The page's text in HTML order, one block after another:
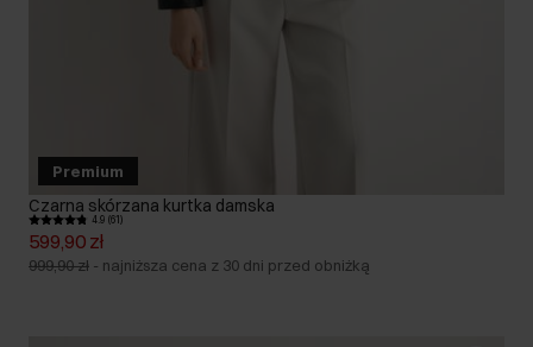
Premium
Czarna skórzana kurtka damska
4.9 (61)
599,90 zł
999,90 zł - najniższa cena z 30 dni przed obniżką